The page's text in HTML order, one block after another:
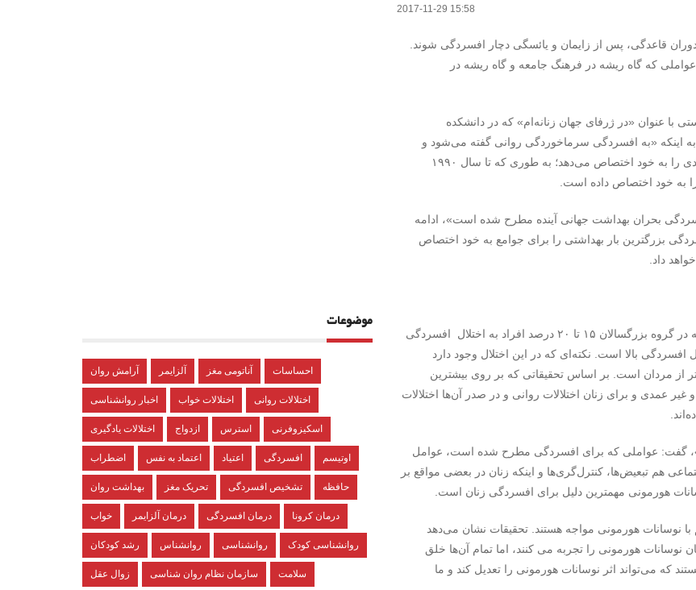
2017-11-29 15:58
قاعدگی، پس از زایمان و یائسگی دچار افسردگی شوند.
که گاه ریشه در فرهنگ جامعه و گاه ریشه در
با عنوان «در ژرفای جهان زنانه‌ام» که در دانشکده
اینکه «به افسردگی سرماخوردگی روانی گفته می‌شود و
شیوع بسیار بالایی دارد»، اظهار کرد: افسردگی هزینه‌های بسیار زیادی را به خود اختصاص می‌دهد؛ به طوری که تا سال ۱۹۹۰
بحران بهداشت جهانی آینده مطرح شده است»، ادامه
اساس گزارشات سازمان بهداشت جهانی تا سال ۲۰۳۰ افسردگی بزرگترین بار بهداشتی را برای جوامع به خود اختصاص
این دکترای روانشناسی عمومی تصریح کرد: آمارها نشان می‌دهد که در گروه بزرگسالان ۱۵ تا ۲۰ درصد افراد به اختلال افسردگی
بنابراین شیوع اختلال افسردگی بالا است. نکته‌ای که در این اختلال وجود دارد
از مردان است. بر اساس تحقیقاتی که بر روی بیشترین
عمدی و برای زنان اختلالات روانی و در صدر آن‌ها اختلالات
گفت: عواملی که برای افسردگی مطرح شده است، عوامل
هم تبعیض‌ها، کنترل‌گری‌ها و اینکه زنان در بعضی مواقع بر
هورمونی مهمترین دلیل برای افسردگی زنان است.
نوسانات هورمونی مواجه هستند. تحقیقات نشان می‌دهد
هورمونی را تجربه می کنند، اما تمام آن‌ها خلق
که می‌تواند اثر نوسانات هورمونی را تعدیل کند و ما
موضوعات
آرامش روان آلزایمر آناتومی مغز احساسات
اخبار روانشناسی اختلالات خواب اختلالات روانی
اختلالات یادگیری ازدواج استرس اسکیزوفرنی
اضطراب اعتماد به نفس اعتیاد افسردگی اوتیسم
بهداشت روان تحریک مغز تشخیص افسردگی حافظه
خواب درمان آلزایمر درمان افسردگی درمان کرونا
رشد کودکان روانشناس روانشناسی روانشناسی کودک
زوال عقل سازمان نظام روان شناسی سلامت